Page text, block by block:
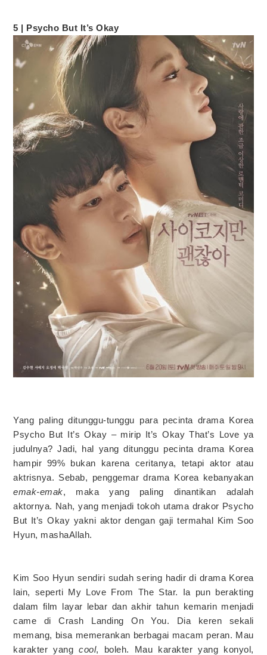
5 | Psycho But It’s Okay
Yang paling ditunggu-tunggu para pecinta drama Korea
Psycho But It’s Okay – mirip It’s Okay That’s Love ya
judulnya? Jadi, hal yang ditunggu pecinta drama Korea
hampir 99% bukan karena ceritanya, tetapi aktor atau
aktrisnya. Sebab, penggemar drama Korea kebanyakan
emak-emak, maka yang paling dinantikan adalah
aktornya. Nah, yang menjadi tokoh utama drakor Psycho
But It’s Okay yakni aktor dengan gaji termahal Kim Soo
Hyun, mashaAllah.
Kim Soo Hyun sendiri sudah sering hadir di drama Korea
lain, seperti My Love From The Star. Ia pun berakting
dalam film layar lebar dan akhir tahun kemarin menjadi
came di Crash Landing On You. Dia keren sekali
memang, bisa memerankan berbagai macam peran. Mau
karakter yangcool, boleh. Mau karakter yang konyol,